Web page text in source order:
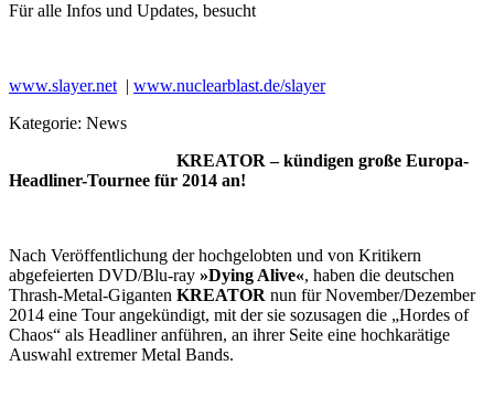
Für alle Infos und Updates, besucht
www.slayer.net | www.nuclearblast.de/slayer
Kategorie: News
KREATOR – kündigen große Europa-
Headliner-Tournee für 2014 an!
Nach Veröffentlichung der hochgelobten und von Kritikern
abgefeierten DVD/Blu-ray »Dying Alive«, haben die deutschen
Thrash-Metal-Giganten KREATOR nun für November/Dezember
2014 eine Tour angekündigt, mit der sie sozusagen die „Hordes of
Chaos“ als Headliner anführen, an ihrer Seite eine hochkarätige
Auswahl extremer Metal Bands.